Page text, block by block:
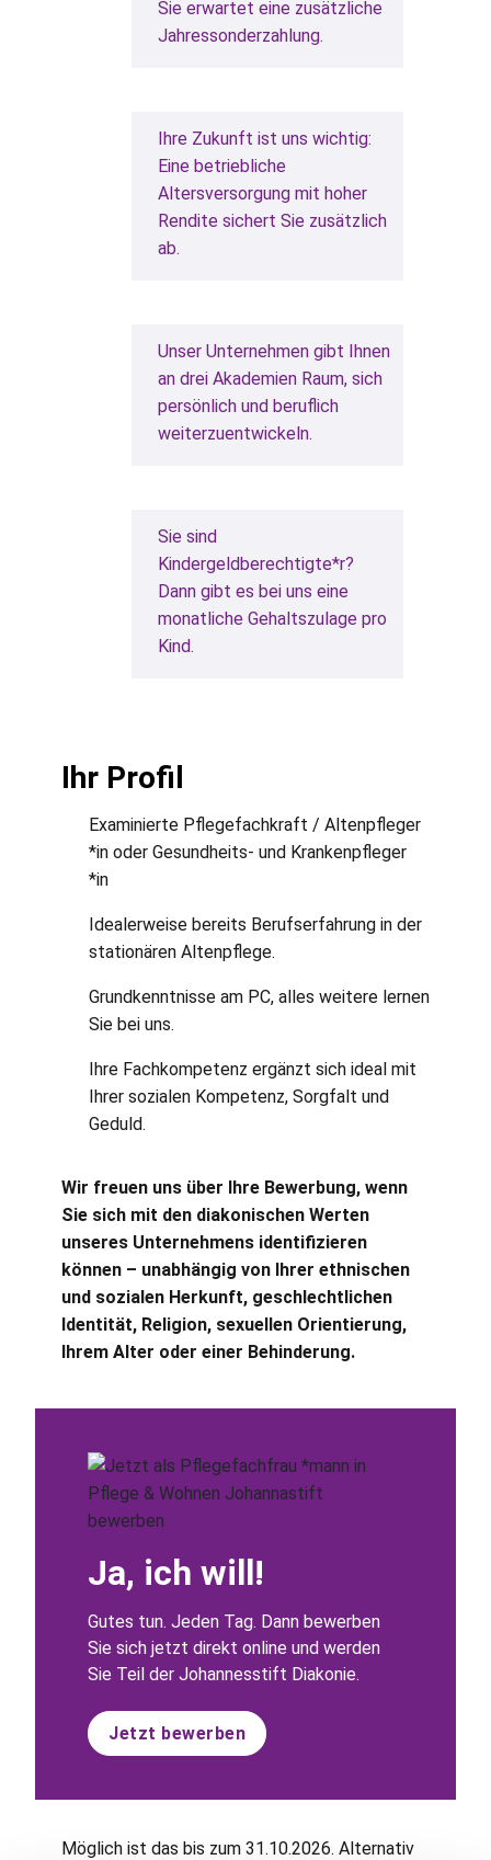
Sie erwartet eine zusätzliche
Jahressonderzahlung.
Ihre Zukunft ist uns wichtig:
Eine betriebliche
Altersversorgung mit hoher
Rendite sichert Sie zusätzlich
ab.
Unser Unternehmen gibt Ihnen
an drei Akademien Raum, sich
persönlich und beruflich
weiterzuentwickeln.
Sie sind
Kindergeldberechtigte*r?
Dann gibt es bei uns eine
monatliche Gehaltszulage pro
Kind.
Ihr Profil
Examinierte Pflegefachkraft / Altenpfleger
*in oder Gesundheits- und Krankenpfleger
*in
Idealerweise bereits Berufserfahrung in der
stationären Altenpflege.
Grundkenntnisse am PC, alles weitere lernen
Sie bei uns.
Ihre Fachkompetenz ergänzt sich ideal mit
Ihrer sozialen Kompetenz, Sorgfalt und
Geduld.
Wir freuen uns über Ihre Bewerbung, wenn
Sie sich mit den diakonischen Werten
unseres Unternehmens identifizieren
können – unabhängig von Ihrer ethnischen
und sozialen Herkunft, geschlechtlichen
Identität, Religion, sexuellen Orientierung,
Ihrem Alter oder einer Behinderung.
Ja, ich will!
Gutes tun. Jeden Tag. Dann bewerben
Sie sich jetzt direkt online und werden
Sie Teil der Johannesstift Diakonie.
Jetzt bewerben
Möglich ist das bis zum 31.10.2026. Alternativ